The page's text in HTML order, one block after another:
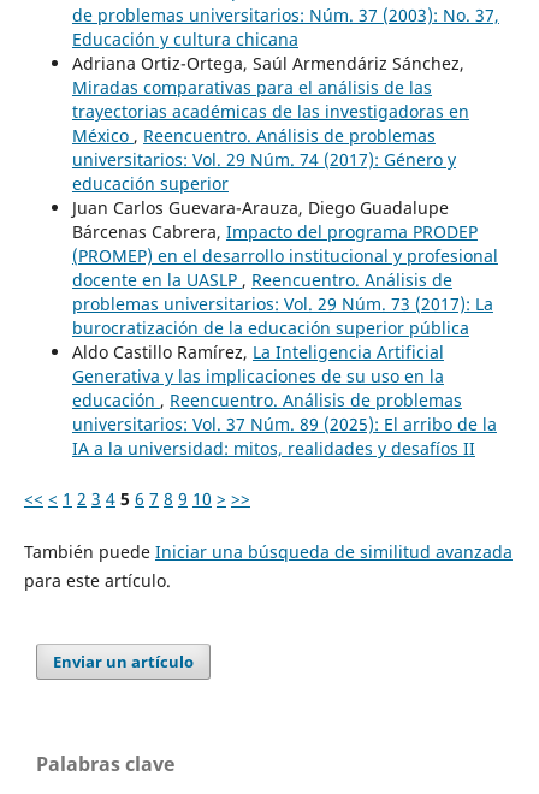
de problemas universitarios: Núm. 37 (2003): No. 37,
Educación y cultura chicana
Adriana Ortiz-Ortega, Saúl Armendáriz Sánchez,
Miradas comparativas para el análisis de las
trayectorias académicas de las investigadoras en
México , Reencuentro. Análisis de problemas
universitarios: Vol. 29 Núm. 74 (2017): Género y
educación superior
Juan Carlos Guevara-Arauza, Diego Guadalupe
Bárcenas Cabrera, Impacto del programa PRODEP
(PROMEP) en el desarrollo institucional y profesional
docente en la UASLP , Reencuentro. Análisis de
problemas universitarios: Vol. 29 Núm. 73 (2017): La
burocratización de la educación superior pública
Aldo Castillo Ramírez, La Inteligencia Artificial
Generativa y las implicaciones de su uso en la
educación , Reencuentro. Análisis de problemas
universitarios: Vol. 37 Núm. 89 (2025): El arribo de la
IA a la universidad: mitos, realidades y desafíos II
<< < 1 2 3 4 5 6 7 8 9 10 > >>
También puede Iniciar una búsqueda de similitud avanzada
para este artículo.
Enviar un artículo
Palabras clave